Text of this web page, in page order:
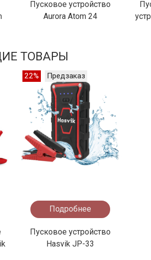
Пусковое устройство
Aurora Atom 24
ТОВАРЫ
22% Предзаказ
Подробнее
Пусковое устройство
Hasvik JP-33